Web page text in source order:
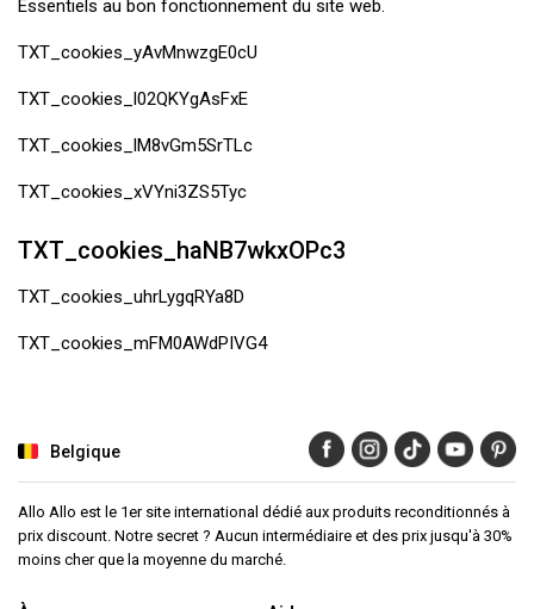
Essentiels au bon fonctionnement du site web.
TXT_cookies_yAvMnwzgE0cU
TXT_cookies_l02QKYgAsFxE
TXT_cookies_lM8vGm5SrTLc
TXT_cookies_xVYni3ZS5Tyc
TXT_cookies_haNB7wkxOPc3
TXT_cookies_uhrLygqRYa8D
TXT_cookies_mFM0AWdPIVG4
Belgique
Allo Allo est le 1er site international dédié aux produits reconditionnés à
prix discount. Notre secret ? Aucun intermédiaire et des prix jusqu'à 30%
moins cher que la moyenne du marché.